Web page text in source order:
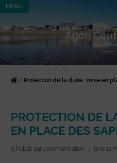
MENU
/ Protection de la dune : mise en
PROTECTION DE
EN PLACE DES
Publié par communication le 12